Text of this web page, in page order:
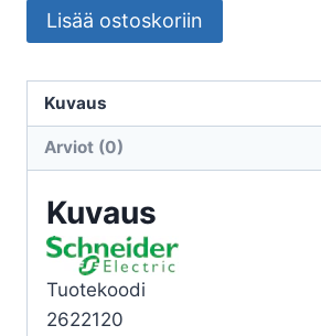
VALONSÄÄDIN
WISER
100W
RCL
Lisää ostoskoriin
Kuvaus
Arviot (0)
Kuvaus
Tuotekoodi
2622120